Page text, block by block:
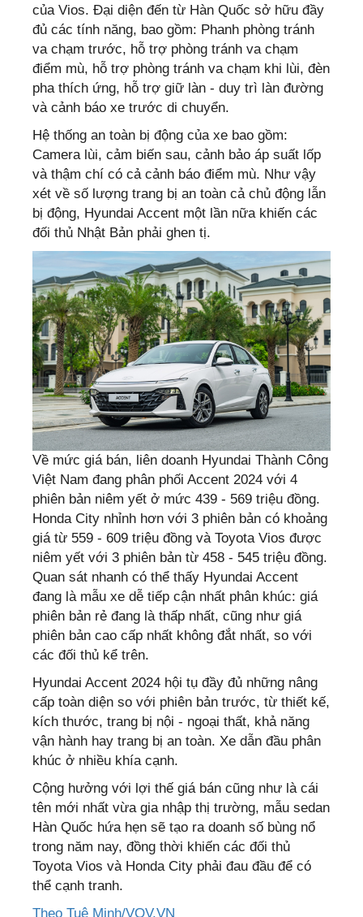
của Vios. Đại diện đến từ Hàn Quốc sở hữu đầy
đủ các tính năng, bao gồm: Phanh phòng tránh
va chạm trước, hỗ trợ phòng tránh va chạm
điểm mù, hỗ trợ phòng tránh va chạm khi lùi, đèn
pha thích ứng, hỗ trợ giữ làn - duy trì làn đường
và cảnh báo xe trước di chuyển.
Hệ thống an toàn bị động của xe bao gồm:
Camera lùi, cảm biến sau, cảnh bảo áp suất lốp
và thậm chí có cả cảnh báo điểm mù. Như vậy
xét về số lượng trang bị an toàn cả chủ động lẫn
bị động, Hyundai Accent một lần nữa khiến các
đối thủ Nhật Bản phải ghen tị.
Về mức giá bán, liên doanh Hyundai Thành Công
Việt Nam đang phân phối Accent 2024 với 4
phiên bản niêm yết ở mức 439 - 569 triệu đồng.
Honda City nhỉnh hơn với 3 phiên bản có khoảng
giá từ 559 - 609 triệu đồng và Toyota Vios được
niêm yết với 3 phiên bản từ 458 - 545 triệu đồng.
Quan sát nhanh có thể thấy Hyundai Accent
đang là mẫu xe dễ tiếp cận nhất phân khúc: giá
phiên bản rẻ đang là thấp nhất, cũng như giá
phiên bản cao cấp nhất không đắt nhất, so với
các đối thủ kể trên.
Hyundai Accent 2024 hội tụ đầy đủ những nâng
cấp toàn diện so với phiên bản trước, từ thiết kế,
kích thước, trang bị nội - ngoại thất, khả năng
vận hành hay trang bị an toàn. Xe dẫn đầu phân
khúc ở nhiều khía cạnh.
Cộng hưởng với lợi thế giá bán cũng như là cái
tên mới nhất vừa gia nhập thị trường, mẫu sedan
Hàn Quốc hứa hẹn sẽ tạo ra doanh số bùng nổ
trong năm nay, đồng thời khiến các đối thủ
Toyota Vios và Honda City phải đau đầu để có
thể cạnh tranh.
Theo Tuệ Minh/VOV.VN